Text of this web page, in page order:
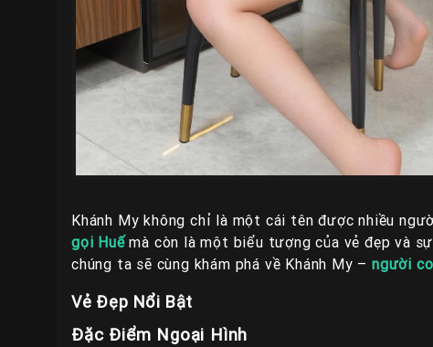
Khánh My không chỉ là một cái tên được nhiều
gọi Huếmà còn là một biểu tượng của vẻ đẹp và
chúng ta sẽ cùng khám phá về Khánh My – người
Vẻ Đẹp Nổi Bật
Đặc Điểm Ngoại Hình